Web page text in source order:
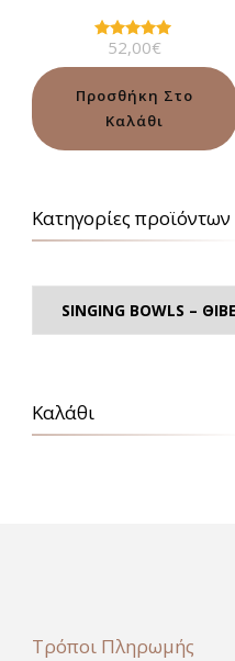
Βαθμολογήθηκε
από 5
52,00€
Προσθήκη Στο
Καλάθι
Κατηγορίες προϊόντων
Καλάθι
Τρόποι Πληρωμής